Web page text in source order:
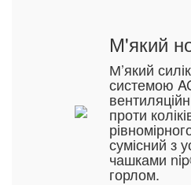
М'який
М’який
системою
проти
сумісний з
чашками
горлом.